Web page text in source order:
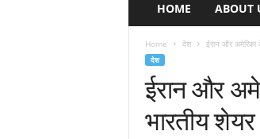
I
HOME ABOUT
Home देश ईरान और अमेरिका
देश
ईरान और
भारतीय